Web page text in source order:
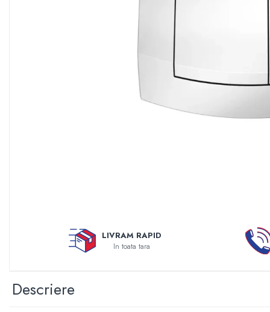
Statii filtrare apa cu medii filtrante
Echipamente HORECA
Accesorii consumabile sterilizator
LIVRAM RAPID
In toata tara
Descriere